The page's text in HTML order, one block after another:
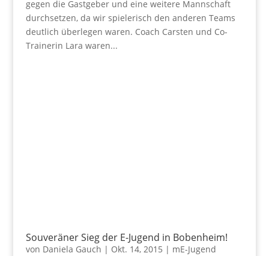
gegen die Gastgeber und eine weitere Mannschaft
durchsetzen, da wir spielerisch den anderen Teams
deutlich überlegen waren. Coach Carsten und Co-
Trainerin Lara waren...
Souveräner Sieg der E-Jugend in Bobenheim!
von Daniela Gauch | Okt. 14, 2015 | mE-Jugend